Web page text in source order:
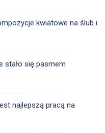
kwiatowe na ślub i
stało się pasmem
najlepszą pracą na